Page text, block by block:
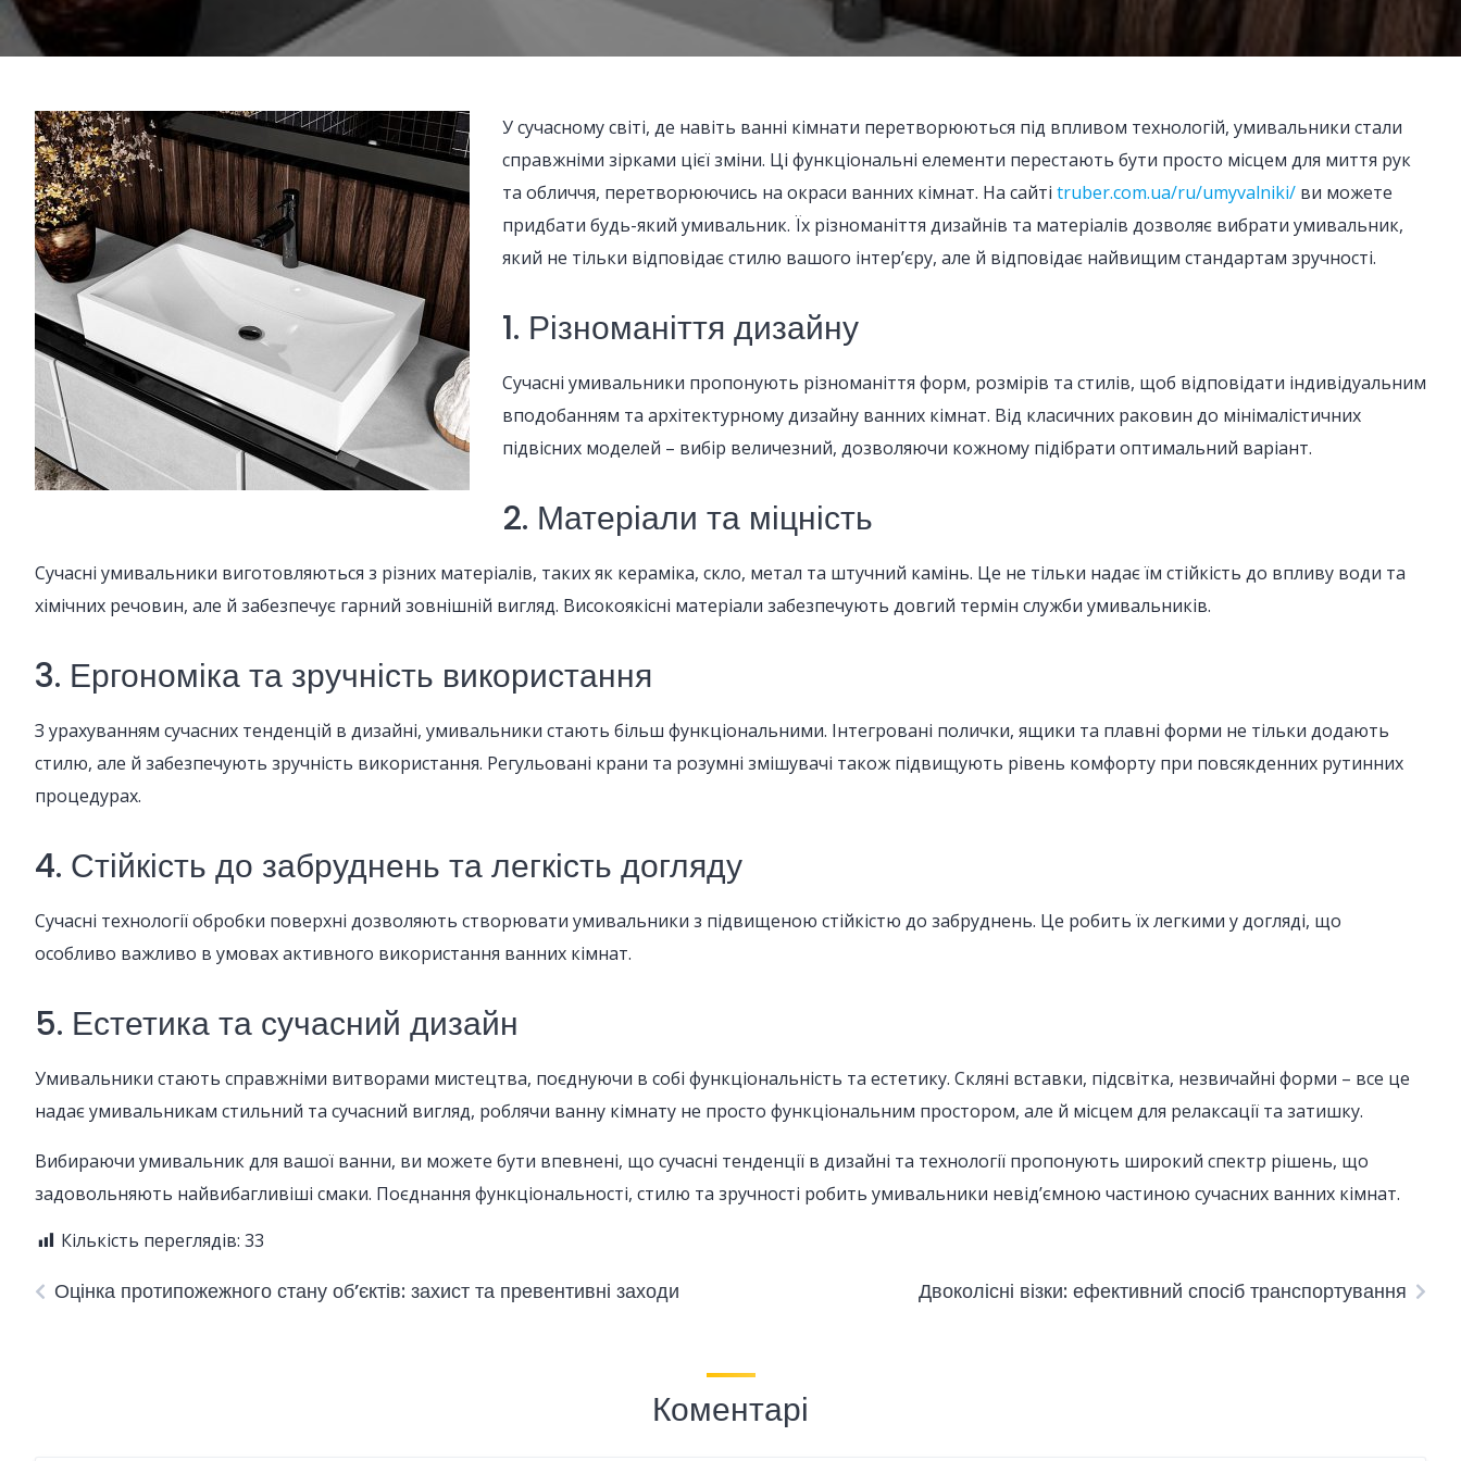
У сучасному світі, де навіть ванні кімнати перетворюються під впливом технологій, умивальники стали
справжніми зірками цієї зміни. Ці функціональні елементи перестають бути просто місцем для миття рук
та обличчя, перетворюючись на окраси ванних кімнат. На сайті truber.com.ua/ru/umyvalniki/ ви можете
придбати будь-який умивальник. Їх різноманіття дизайнів та матеріалів дозволяє вибрати умивальник,
який не тільки відповідає стилю вашого інтер’єру, але й відповідає найвищим стандартам зручності.
1. Різноманіття дизайну
Сучасні умивальники пропонують різноманіття форм, розмірів та стилів, щоб відповідати індивідуальним
вподобанням та архітектурному дизайну ванних кімнат. Від класичних раковин до мінімалістичних
підвісних моделей – вибір величезний, дозволяючи кожному підібрати оптимальний варіант.
2. Матеріали та міцність
Сучасні умивальники виготовляються з різних матеріалів, таких як кераміка, скло, метал та штучний камінь. Це не тільки надає їм стійкість до впливу води та
хімічних речовин, але й забезпечує гарний зовнішній вигляд. Високоякісні матеріали забезпечують довгий термін служби умивальників.
3. Ергономіка та зручність використання
З урахуванням сучасних тенденцій в дизайні, умивальники стають більш функціональними. Інтегровані полички, ящики та плавні форми не тільки додають
стилю, але й забезпечують зручність використання. Регульовані крани та розумні змішувачі також підвищують рівень комфорту при повсякденних рутинних
процедурах.
4. Стійкість до забруднень та легкість догляду
Сучасні технології обробки поверхні дозволяють створювати умивальники з підвищеною стійкістю до забруднень. Це робить їх легкими у догляді, що
особливо важливо в умовах активного використання ванних кімнат.
5. Естетика та сучасний дизайн
Умивальники стають справжніми витворами мистецтва, поєднуючи в собі функціональність та естетику. Скляні вставки, підсвітка, незвичайні форми – все це
надає умивальникам стильний та сучасний вигляд, роблячи ванну кімнату не просто функціональним простором, але й місцем для релаксації та затишку.
Вибираючи умивальник для вашої ванни, ви можете бути впевнені, що сучасні тенденції в дизайні та технології пропонують широкий спектр рішень, що
задовольняють найвибагливіші смаки. Поєднання функціональності, стилю та зручності робить умивальники невід’ємною частиною сучасних ванних кімнат.
Кількість переглядів: 33
Оцінка протипожежного стану об’єктів: захист та превентивні заходи Двоколісні візки: ефективний спосіб транспортування
Коментарі